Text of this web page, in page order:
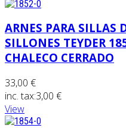
ARNES PARA SILLAS
SILLONES TEYDER
CHALECO CERRADO
33,00 €
inc. tax:3,00 €
View